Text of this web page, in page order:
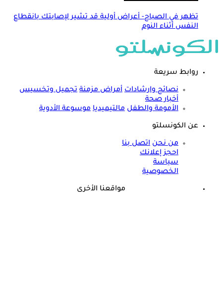
تظهر في الصباح- أعراض أولية قد تشير لإصابتك بانقطاع
النفس أثناء النوم
روابط سريعة
نصائح وارشادات أمراض مزمنة تجميل وتخسيس
أخبار صحة
الأمومة والطفل مالتيميديا موسوعة الأدوية
عن الكونسلتو
من نحن اتصل بنا
احجز إعلانك
سياسة
الخصوصية
مواقعنا الأخرى